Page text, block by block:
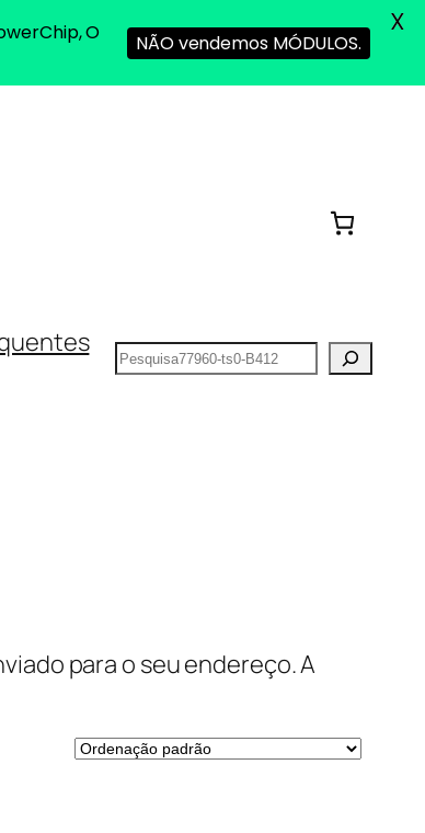
Pesquisar
para o seu endereço. A
O
NÃO vendemos MÓDULOS.
X